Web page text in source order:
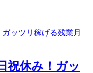
祝休み！ガッ